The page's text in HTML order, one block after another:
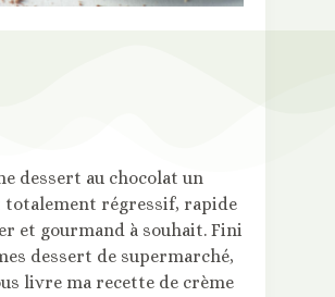
dessert au chocolat un
totalement régressif, rapide
et gourmand à souhait. Fini
dessert de supermarché,
livre ma recette de crème